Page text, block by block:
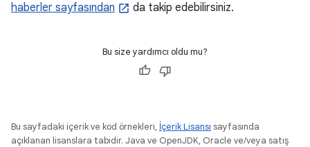
haberler sayfasından
da takip edebilirsiniz.
Bu size yardımcı oldu mu?
Bu sayfadaki içerik ve kod örnekleri, İçerik Lisansı sayfasında
açıklanan lisanslara tabidir. Java ve OpenJDK, Oracle ve/veya satış